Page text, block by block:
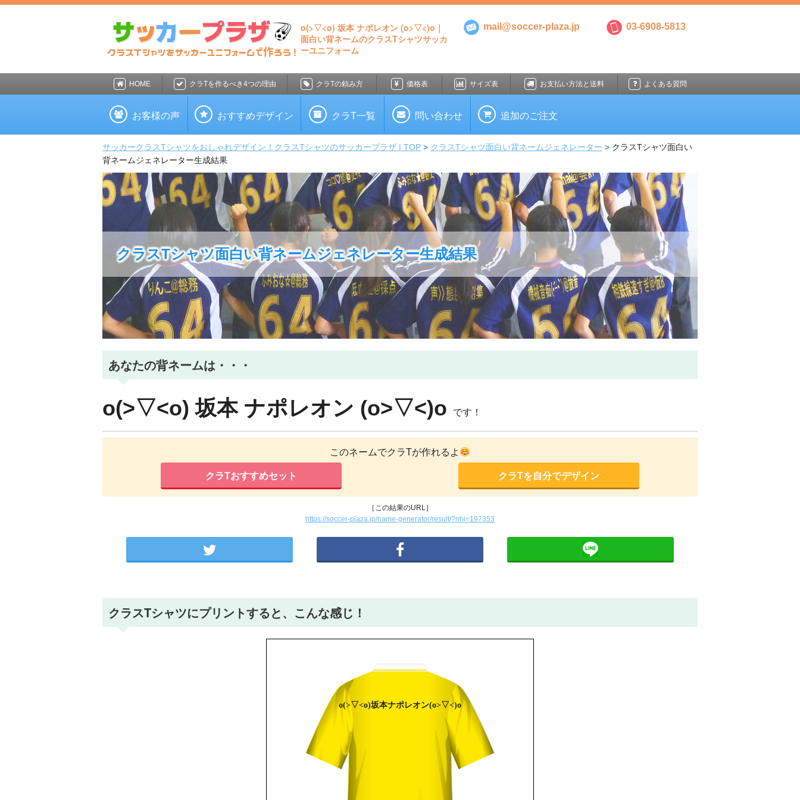
o(>▽<o) 坂本 ナポレオン (o>▽<)o｜
面白い背ネームのクラスTシャツサッカ
ーユニフォーム
mail@soccer-plaza.jp 03-6908-5813
HOME クラTを作るべき4つの理由 クラTの頼み方 価格表 サイズ表 お支払い方法と送料 よくある質問
お客様の声 おすすめデザイン クラT一覧 問い合わせ 追加のご注文
サッカークラスTシャツをおしゃれデザイン！クラスTシャツのサッカープラザ | TOP クラスTシャツ面白い背ネームジェネレーター
クラスTシャツ面白い
背ネームジェネレーター生成結果
クラスTシャツ面白い背ネームジェネレーター生成結果
あなたの背ネームは・・・
o(>▽<o)坂本 ナポレオン (o>▽<)o です！
このネームでクラTが作れるよ
クラTおすすめセット クラTを自分でデザイン
［この結果のURL］
https://soccer-plaza.jp/name-generator/result/?nhi=197353
クラスTシャツにプリントすると、こんな感じ！
o(>▽<o)坂本ナポレオン(o>▽<)o